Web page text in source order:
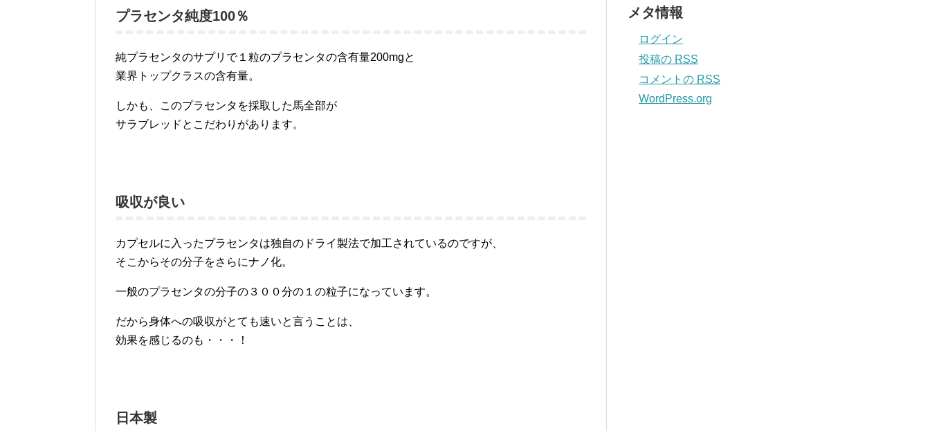
プラセンタ純度100％
純プラセンタのサプリで１粒のプラセンタの含有量200mgと
業界トップクラスの含有量。
しかも、このプラセンタを採取した馬全部が
サラブレッドとこだわりがあります。
吸収が良い
カプセルに入ったプラセンタは独自のドライ製法で加工されているのですが、
そこからその分子をさらにナノ化。
一般のプラセンタの分子の３００分の１の粒子になっています。
だから身体への吸収がとても速いと言うことは、
効果を感じるのも・・・！
日本製
メタ情報
ログイン
投稿の RSS
コメントの RSS
WordPress.org